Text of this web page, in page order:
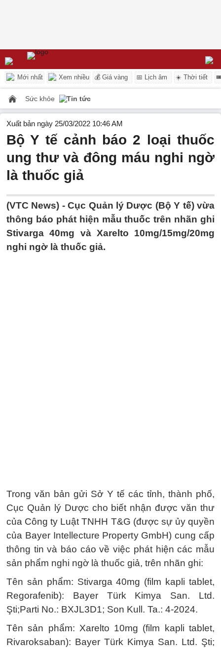
Mới nhất Xem nhiều 💰 Giá vàng 📅 Lịch âm ☀️ Thời tiết
Sức khỏe Tin tức
Xuất bản ngày 25/03/2022 10:46 AM
Bộ Y tế cảnh báo 2 loại thuốc
ung thư và đông máu nghi ngờ
là thuốc giả
(VTC News) -Cục Quản lý Dược (Bộ Y tế) vừa
thông báo phát hiện mẫu thuốc trên nhãn ghi
Stivarga 40mg và Xarelto 10mg/15mg/20mg
nghi ngờ là thuốc giả.
Trong văn bản gửi Sở Y tế các tỉnh, thành phố,
Cục Quản lý Dược cho biết nhận được văn thư
của Công ty Luật TNHH T&G (được sự ủy quyền
của Bayer Intellecture Property GmbH) cung cấp
thông tin và báo cáo về việc phát hiện các mẫu
sản phẩm nghi ngờ là thuốc giả, trên nhãn ghi:
Tên sản phẩm: Stivarga 40mg (film kapli tablet,
Regorafenib): Bayer Türk Kimya San. Ltd.
Şti;Parti No.: BXJL3D1; Son Kull. Ta.: 4-2024.
Tên sản phẩm: Xarelto 10mg (film kapli tablet,
Rivaroksaban): Bayer Türk Kimya San. Ltd. Şti;